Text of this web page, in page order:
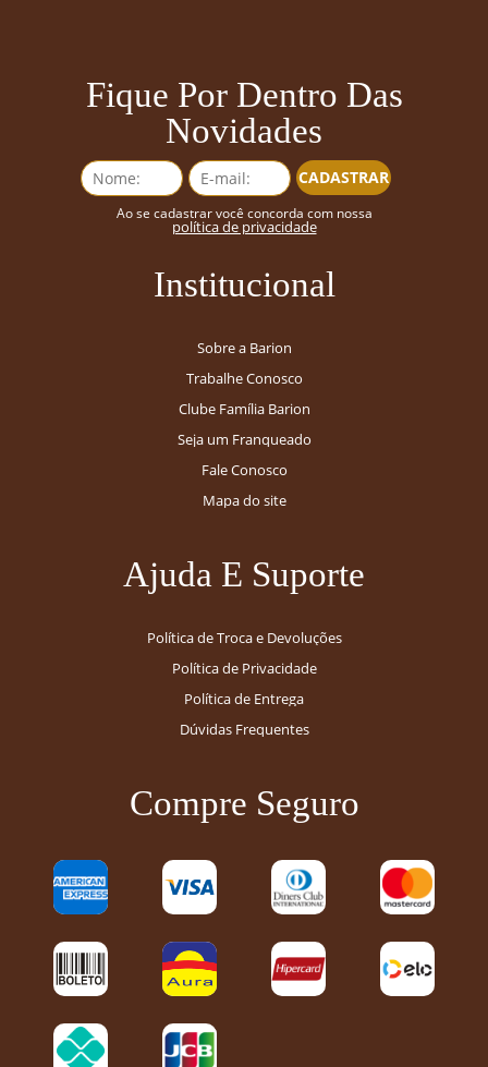
Fique Por Dentro Das
Novidades
CADASTRAR
Ao se cadastrar você concorda com nossa
política de privacidade
Institucional
Sobre a Barion
Trabalhe Conosco
Clube Família Barion
Seja um Franqueado
Fale Conosco
Mapa do site
Ajuda E Suporte
Política de Troca e Devoluções
Política de Privacidade
Política de Entrega
Dúvidas Frequentes
Compre Seguro